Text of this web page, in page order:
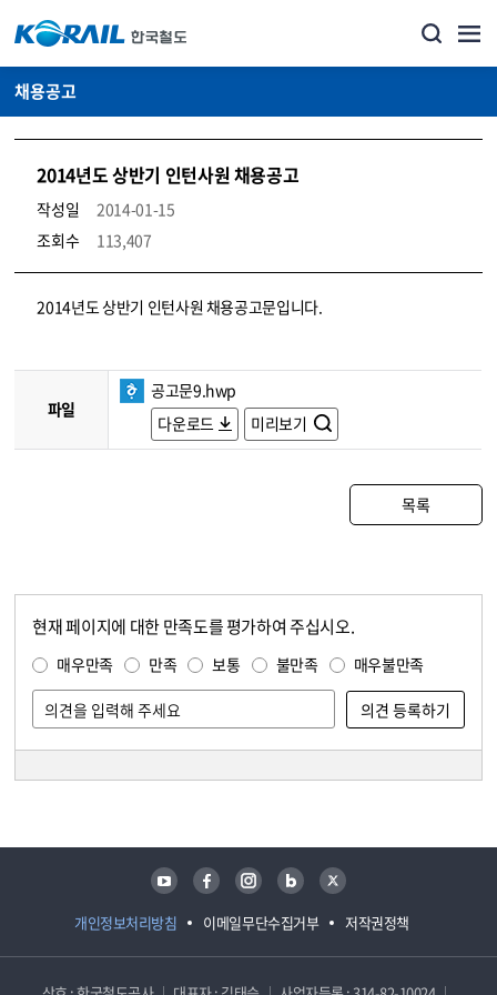
채용공고
2014년도 상반기 인턴사원 채용공고
작성일
2014-01-15
조회수
113,407
코레일소개_경영공시_채용공고 상세보기 – 내용, 파일, 담당자 연락처로 구성
2014년도 상반기 인턴사원 채용공고문입니다.
파일
공고문9.hwp
다운로드
미리보기
목록
현재 페이지에 대한 만족도를 평가하여 주십시오.
매우만족 만족 보통 불만족 매우불만족
개인정보처리방침 이메일무단수집거부 저작권정책
유튜브 페이스북 인스타그램 블로그 트위터